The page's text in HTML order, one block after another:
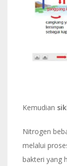
Kemudian
Nitrogen
melalui
bakteri yang